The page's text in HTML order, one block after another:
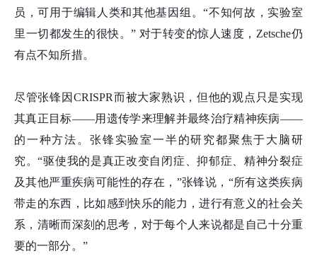
员，可用于编辑人类和其他基因组。“不知何故，实验室
里一切都发生的很快。” 对于转变的惊人速度，Zetsche仍
有点不知所措。
尽管张锋 因CRISPR而被大家熟识，但他的观点只是实现
其真正目标——用遗传学来理解并最终治疗精神疾病——
的一种方法。张锋 实验室一半的研究都聚焦于大脑研
究。“驱使我的是真正改变自闭症、抑郁症、精神分裂症
及其他严重疾病可能性的存在，”张锋说，“所有这类疾病
带走的东西，比如感到快乐的能力，进行有意义的社会关
系，清晰而深刻的思考，对于每个人来说都是自己十分重
要的一部分。”